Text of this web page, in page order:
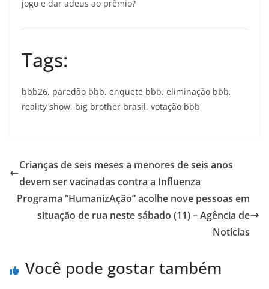
jogo e dar adeus ao prêmio?
Tags:
bbb26, paredão bbb, enquete bbb, eliminação bbb,
reality show, big brother brasil, votação bbb
Crianças de seis meses a menores de seis anos
devem ser vacinadas contra a Influenza
Programa “HumanizAção” acolhe nove pessoas em
situação de rua neste sábado (11) – Agência de
Notícias
Você pode gostar também